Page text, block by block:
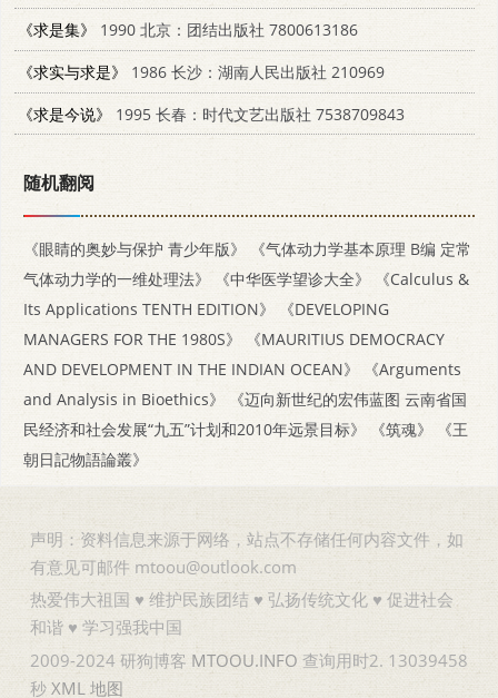
《求是集》
1990 北京：团结出版社 7800613186
《求实与求是》
1986 长沙：湖南人民出版社 210969
《求是今说》
1995 长春：时代文艺出版社 7538709843
随机翻阅
《眼睛的奥妙与保护 青少年版》
《气体动力学基本原理 B编 定常
气体动力学的一维处理法》
《中华医学望诊大全》
《Calculus &
Its Applications TENTH EDITION》
《DEVELOPING
MANAGERS FOR THE 1980S》
《MAURITIUS DEMOCRACY
AND DEVELOPMENT IN THE INDIAN OCEAN》
《Arguments
and Analysis in Bioethics》
《迈向新世纪的宏伟蓝图 云南省国
民经济和社会发展“九五”计划和2010年远景目标》
《筑魂》
《王
朝日記物語論叢》
声明：资料信息来源于网络，站点不存储任何内容文件，如
有意见可邮件 mtoou@outlook.com
热爱伟大祖国 ♥ 维护民族团结 ♥ 弘扬传统文化 ♥ 促进社会
和谐 ♥ 学习强我中国
2009-2024 研狗博客 MTOOU.INFO 查询用时2. 13039458
秒 XML 地图